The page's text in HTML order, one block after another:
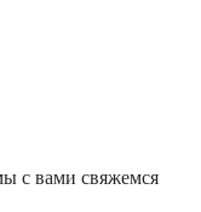
с вами свяжемся